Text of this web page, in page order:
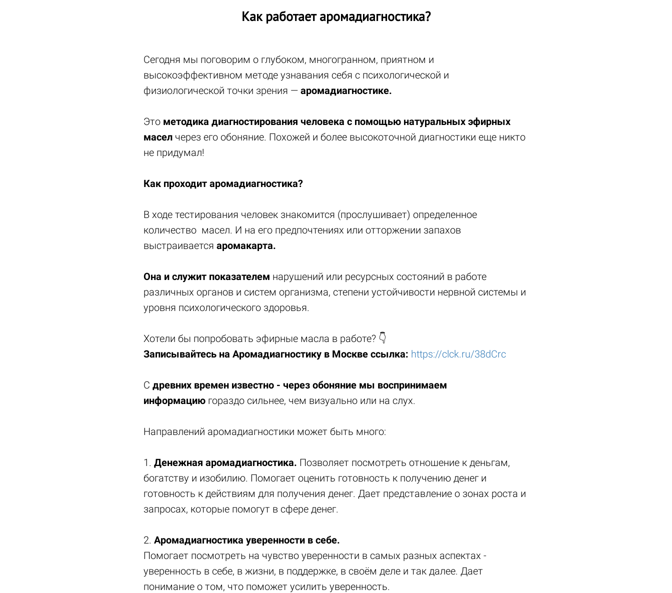
Как работает аромадиагностика?
Сегодня мы поговорим о глубоком, многогранном, приятном и
высокоэффективном методе узнавания себя с психологической и
физиологической точки зрения — аромадиагностике.
Это методика диагностирования человека с помощью натуральных эфирных
масел через его обоняние. Похожей и более высокоточной диагностики еще никто
не придумал!
Как проходит аромадиагностика?
В ходе тестирования человек знакомится (прослушивает) определенное
количество масел. И на его предпочтениях или отторжении запахов
выстраивается аромакарта.
Она и служит показателем нарушений или ресурсных состояний в работе
различных органов и систем организма, степени устойчивости нервной системы и
уровня психологического здоровья.
Хотели бы попробовать эфирные масла в работе? 👇
Записывайтесь на Аромадиагностику в Москве ссылка: https://clck.ru/38dCrc
С древних времен известно - через обоняние мы воспринимаем
информацию гораздо сильнее, чем визуально или на слух.
Направлений аромадиагностики может быть много:
1. Денежная аромадиагностика. Позволяет посмотреть отношение к деньгам,
богатству и изобилию. Помогает оценить готовность к получению денег и
готовность к действиям для получения денег. Дает представление о зонах роста и
запросах, которые помогут в сфере денег.
2. Аромадиагностика уверенности в себе.
Помогает посмотреть на чувство уверенности в самых разных аспектах -
уверенность в себе, в жизни, в поддержке, в своём деле и так далее. Дает
понимание о том, что поможет усилить уверенность.